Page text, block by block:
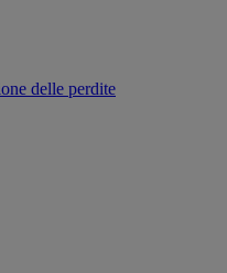
delle perdite